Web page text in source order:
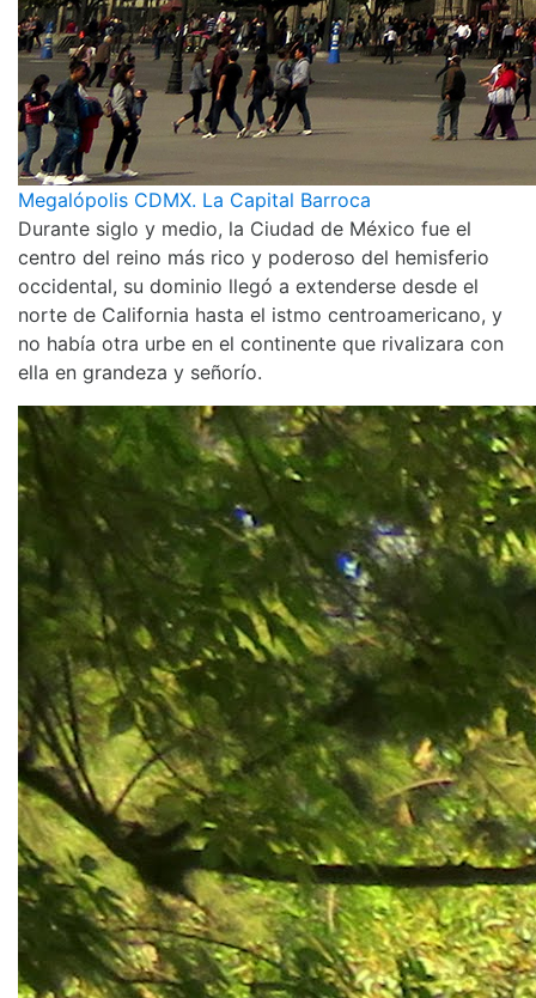
Megalópolis CDMX. La Capital Barroca
Durante siglo y medio, la Ciudad de México fue el
centro del reino más rico y poderoso del hemisferio
occidental, su dominio llegó a extenderse desde el
norte de California hasta el istmo centroamericano, y
no había otra urbe en el continente que rivalizara con
ella en grandeza y señorío.